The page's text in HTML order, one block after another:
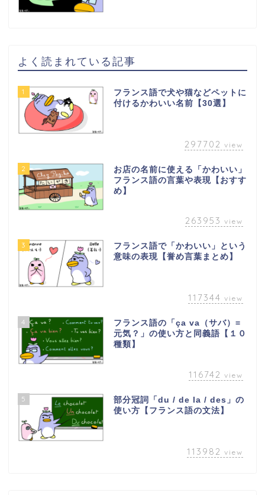
よく読まれている記事
1
フランス語で犬や猫などペットに
付けるかわいい名前【30選】
297702 view
2
お店の名前に使える「かわいい」
フランス語の言葉や表現【おすす
め】
263953 view
3
フランス語で「かわいい」という
意味の表現【誉め言葉まとめ】
117344 view
4
フランス語の「ça va（サバ）=
元気？」の使い方と同義語【１０
種類】
116742 view
5
部分冠詞「du / de la / des」の
使い方【フランス語の文法】
113982 view